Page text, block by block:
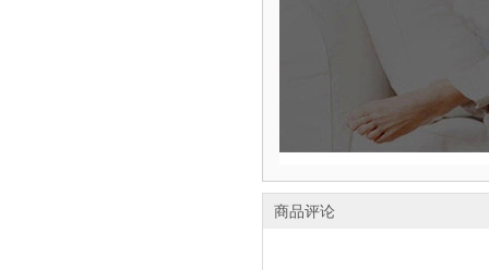
商品评论